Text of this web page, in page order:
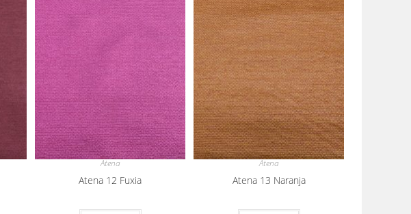
Atena
Atena 12 Fuxia
Atena
Atena 13 Naranja